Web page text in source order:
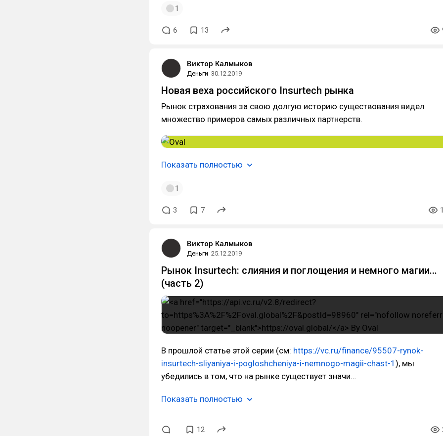
1
6 13
Виктор Калмыков
Деньги 30.12.2019
Новая веха российского Insurtech рынка
Рынок страхования за свою долгую историю существования видел
множество примеров самых различных партнерств.
Показать полностью
1
3 7
Виктор Калмыков
Деньги 25.12.2019
Рынок Insurtech: слияния и поглощения и немного магии...
(часть 2)
В прошлой статье этой серии (см: https://vc.ru/finance/95507-rynok-
insurtech-sliyaniya-i-pogloshcheniya-i-nemnogo-magii-chast-1 ), мы
убедились в том, что на рынке существует значи…
Показать полностью
12